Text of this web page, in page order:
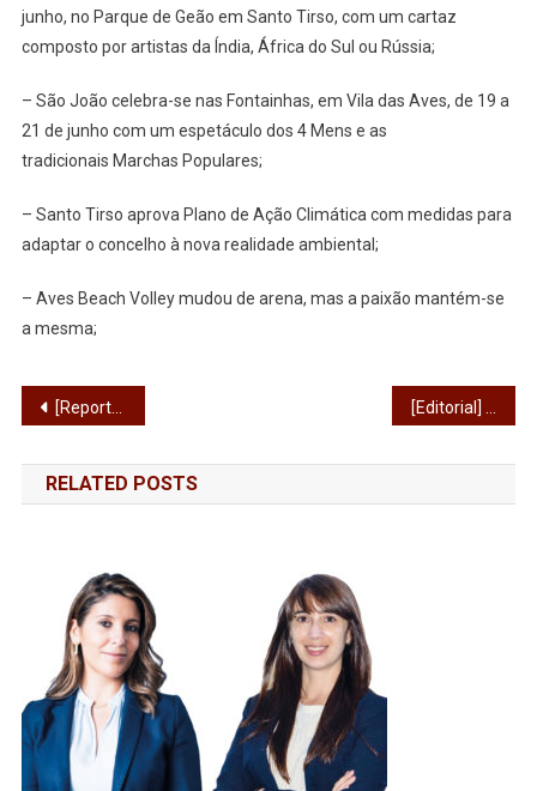
junho, no Parque de Geão em Santo Tirso, com um cartaz
composto por artistas da Índia, África do Sul ou Rússia;
– São João celebra-se nas Fontainhas, em Vila das Aves, de 19 a
21 de junho com um espetáculo dos 4 Mens e as
tradicionais Marchas Populares;
– Santo Tirso aprova Plano de Ação Climática com medidas para
adaptar o concelho à nova realidade ambiental;
– Aves Beach Volley mudou de arena, mas a paixão mantém-se
a mesma;
Navegação
de
artigos
[Reportagem] Retratos de quem vai e de quem vem: Clemente Sampaio
RELATED POSTS